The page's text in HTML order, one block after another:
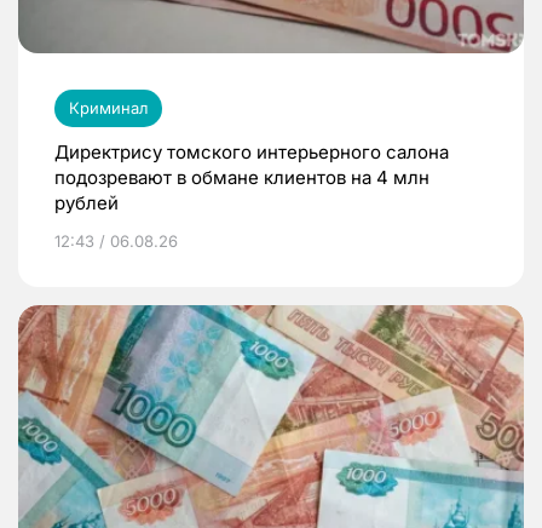
Криминал
Директрису томского интерьерного салона
подозревают в обмане клиентов на 4 млн
рублей
12:43 / 06.08.26